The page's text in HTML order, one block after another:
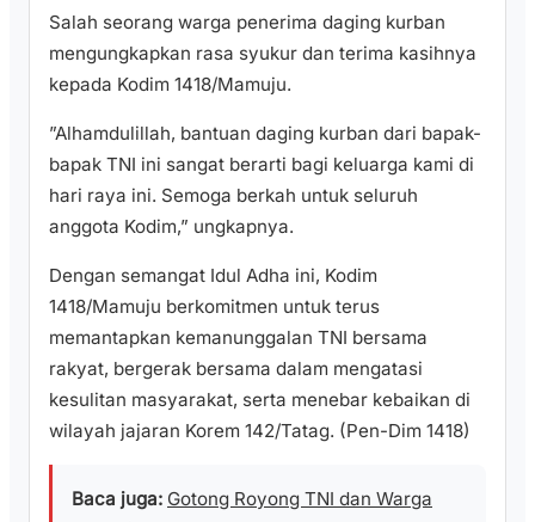
​Salah seorang warga penerima daging kurban
mengungkapkan rasa syukur dan terima kasihnya
kepada Kodim 1418/Mamuju.
​”Alhamdulillah, bantuan daging kurban dari bapak-
bapak TNI ini sangat berarti bagi keluarga kami di
hari raya ini. Semoga berkah untuk seluruh
anggota Kodim,” ungkapnya.
​Dengan semangat Idul Adha ini, Kodim
1418/Mamuju berkomitmen untuk terus
memantapkan kemanunggalan TNI bersama
rakyat, bergerak bersama dalam mengatasi
kesulitan masyarakat, serta menebar kebaikan di
wilayah jajaran Korem 142/Tatag. (Pen-Dim 1418)
Baca juga: Gotong Royong TNI dan Warga